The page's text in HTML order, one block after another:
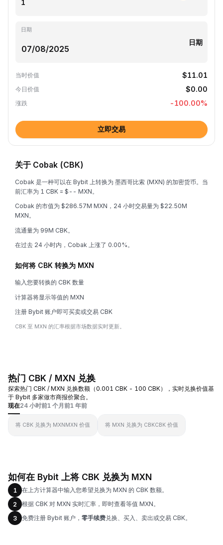
日期
日期
当时价值 $11.01
今日价值 $0.00
涨跌 -100.00%
立即交易
关于 Cobak (CBK)
Cobak 是一种可以在 Bybit 上转换为 墨西哥比索 (MXN) 的加密货币。当
前汇率为 1 CBK = $-- MXN。
Cobak 的市值为 $286.57M MXN，24 小时交易量为 $22.50M
MXN。
流通量为 99M CBK。
在过去 24 小时内，Cobak 上涨了 0.00%。
如何将 CBK 转换为 MXN
输入您要转换的 CBK 数量
计算器将显示等值的 MXN
注册 Bybit 账户即可买卖或交易 CBK
CBK 至 MXN 的汇率根据市场数据实时更新。
热门 CBK / MXN 兑换
探索热门 CBK / MXN 兑换数额（0.001 CBK - 100 CBK），实时兑换价值基
于 Bybit 多家做市商报价聚合。
现在24 小时前1 个月前1 年前
将 CBK 兑换为 MXNMXN 价值 将 MXN 兑换为 CBKCBK 价值
如何在 Bybit 上将 CBK 兑换为 MXN
1
在上方计算器中输入您希望兑换为 MXN 的 CBK 数额。
2
根据 CBK 对 MXN 实时汇率，即时查看等值 MXN。
3
免费注册 Bybit 账户， 零手续费 兑换、买入、卖出或交易 CBK。